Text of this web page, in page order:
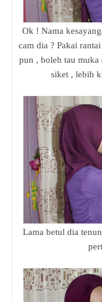
Ok ! Nama
cam dia ? Pakai
pun , boleh tau muka
siket , lebih
Lama betul dia